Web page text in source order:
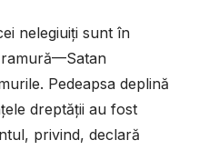
nelegiuiți sunt în
ramură—Satan
Pedeapsa deplină
dreptății au fost
privind, declară